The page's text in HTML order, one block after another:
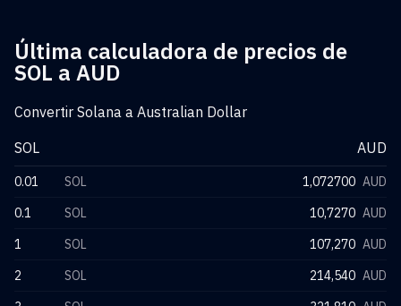
Última calculadora de precios de
SOL a AUD
Convertir Solana a Australian Dollar
SOL
AUD
0.01 SOL 1,072700 AUD
0.1
SOL 10,7270 AUD
1
SOL 107,270 AUD
2
SOL 214,540 AUD